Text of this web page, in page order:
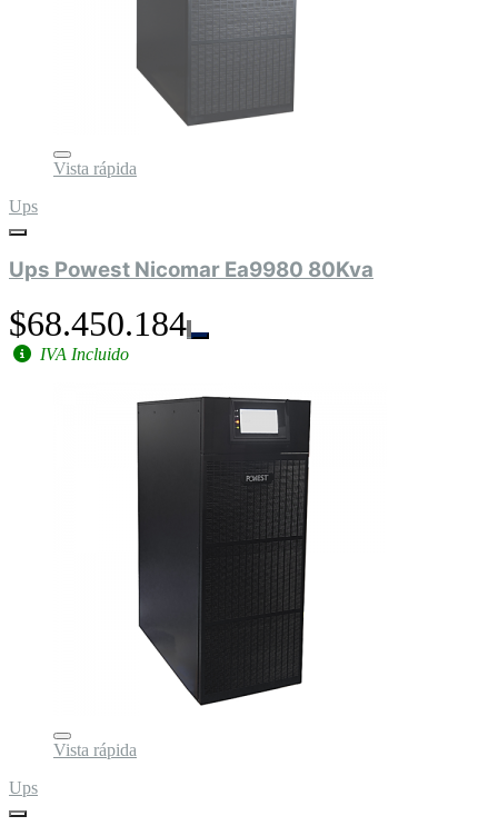
Vista rápida
Ups
Ups Powest Nicomar Ea9980 80Kva
$68.450.184
IVA Incluido
Vista rápida
Ups